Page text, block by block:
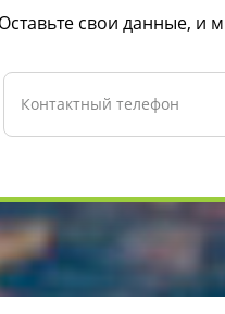
Оставьте свои данные, и